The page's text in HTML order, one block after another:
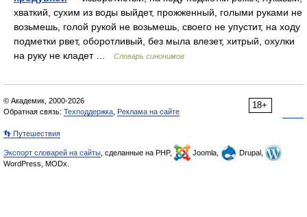
хваткий, сухим из воды выйдет, прожженный, голыми руками не
возьмешь, голой рукой не возьмешь, своего не упустит, на ходу
подметки рвет, оборотливый, без мыла влезет, хитрый, охулки
на руку не кладет …
Словарь синонимов
18+
© Академик, 2000-2026
Обратная связь: Техподдержка Реклама на сайте
👣 Путешествия
Экспорт словарей на сайты , сделанные на PHP, Joomla,
Drupal,
WordPress, MODx.